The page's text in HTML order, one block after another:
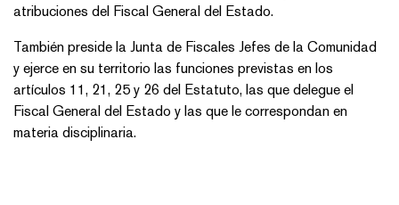
atribuciones del Fiscal General del Estado.
También preside la Junta de Fiscales Jefes de la Comunidad
y ejerce en su territorio las funciones previstas en los
artículos 11, 21, 25 y 26 del Estatuto, las que delegue el
Fiscal General del Estado y las que le correspondan en
materia disciplinaria.